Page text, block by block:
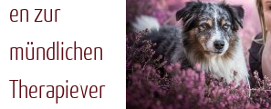
en zur
mündlichen
Therapiever